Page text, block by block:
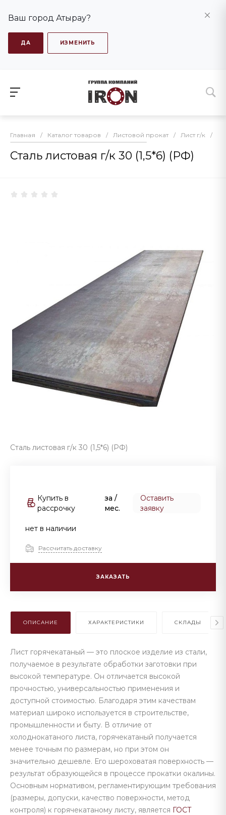
Ваш город Атырау?
ДА ИЗМЕНИТЬ
Главная / Каталог товаров / Листовой прокат / Лист г/к /
Сталь листовая г/к 30 (1,5*6) (РФ)
Сталь листовая г/к 30 (1,5*6) (РФ)
Купить в
рассрочку
за/
мес.
Оставить
заявку
нет в наличии
Рассчитать доставку
ЗАКАЗАТЬ
ОПИСАНИЕ ХАРАКТЕРИСТИКИ СКЛАДЫ
Лист горячекатаный — это плоское изделие из стали,
получаемое в результате обработки заготовки при
высокой температуре. Он отличается высокой
прочностью, универсальностью применения и
доступной стоимостью. Благодаря этим качествам
материал широко используется в строительстве,
промышленности и быту. В отличие от
холоднокатаного листа, горячекатаный получается
менее точным по размерам, но при этом он
значительно дешевле. Его шероховатая поверхность —
результат образующейся в процессе прокатки окалины.
Основным нормативом, регламентирующим требования
(размеры, допуски, качество поверхности, метод
контроля) к горячекатаному листу, является ГОСТ